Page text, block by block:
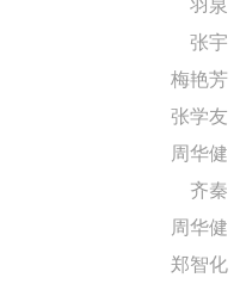
羽泉
张宇
梅艳芳
张学友
周华健
齐秦
周华健
郑智化